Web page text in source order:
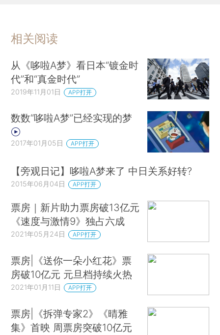
相关阅读
从《哆啦A梦》看日本“镀金时
代”和“真金时代”
2019年11月01日 APP打开
数数“哆啦A梦”已经实现的梦
2017年01月05日 APP打开
【旁观日记】哆啦A梦来了 中日关系好转?
2015年06月04日 APP打开
票房｜新片助力票房破13亿元
《速度与激情9》独占六成
2021年05月24日 APP打开
票房|《送你一朵小红花》票
房破10亿元 元旦档持续火热
2021年01月11日 APP打开
票房|《拆弹专家2》《晴雅
集》首映 周票房突破10亿元